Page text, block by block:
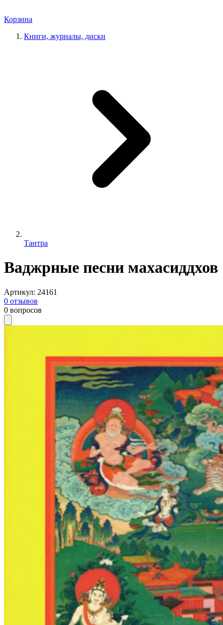
Корзина
Книги, журналы, диски
Тантра
Ваджрные песни махасиддхов
Артикул: 24161
0 отзывов
0 вопросов